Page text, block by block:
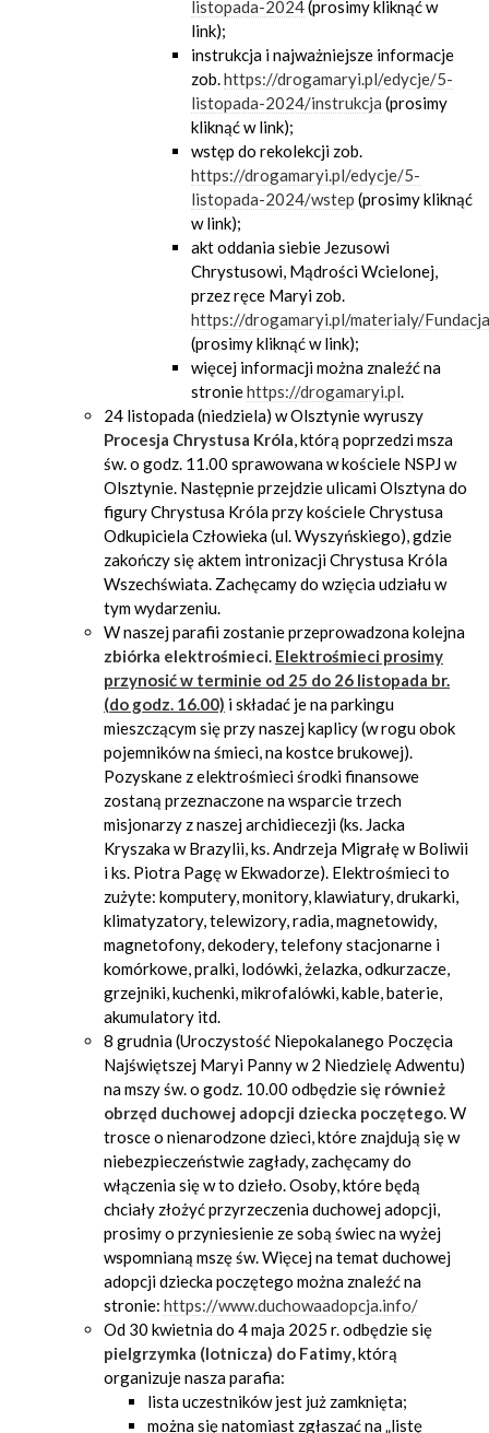
listopada-2024(prosimy kliknąć w
link);
instrukcja i najważniejsze informacje
zob.https://drogamaryi.pl/edycje/5-
listopada-2024/instrukcja (prosimy
kliknąć w link);
wstęp do rekolekcji zob.
https://drogamaryi.pl/edycje/5-
listopada-2024/wstep (prosimy kliknąć
w link);
akt oddania siebie Jezusowi
Chrystusowi, Mądrości Wcielonej,
przez ręce Maryi zob.
https://drogamaryi.pl/materialy/
(prosimy kliknąć w link);
więcej informacji można znaleźć na
stroniehttps://drogamaryi.pl.
24 listopada (niedziela) w Olsztynie wyruszy
Procesja Chrystusa Króla, którą poprzedzi msza
św. o godz. 11.00 sprawowana w kościele NSPJ w
Olsztynie. Następnie przejdzie ulicami Olsztyna do
figury Chrystusa Króla przy kościele Chrystusa
Odkupiciela Człowieka (ul. Wyszyńskiego), gdzie
zakończy się aktem intronizacji Chrystusa Króla
Wszechświata. Zachęcamy do wzięcia udziału w
tym wydarzeniu.
W naszej parafii zostanie przeprowadzona kolejna
zbiórka elektrośmieci. Elektrośmieci prosimy
przynosić w terminie od 25 do 26 listopada br.
(do godz. 16.00) i składać je na parkingu
mieszczącym się przy naszej kaplicy (w rogu obok
pojemników na śmieci, na kostce brukowej).
Pozyskane z elektrośmieci środki finansowe
zostaną przeznaczone na wsparcie trzech
misjonarzy z naszej archidiecezji (ks. Jacka
Kryszaka w Brazylii, ks. Andrzeja Migrałę w Boliwii
i ks. Piotra Pagę w Ekwadorze). Elektrośmieci to
zużyte: komputery, monitory, klawiatury, drukarki,
klimatyzatory, telewizory, radia, magnetowidy,
magnetofony, dekodery, telefony stacjonarne i
komórkowe, pralki, lodówki, żelazka, odkurzacze,
grzejniki, kuchenki, mikrofalówki, kable, baterie,
akumulatory itd.
8 grudnia (Uroczystość Niepokalanego Poczęcia
Najświętszej Maryi Panny w 2 Niedzielę Adwentu)
na mszy św. o godz. 10.00 odbędzie się również
obrzęd duchowej adopcji dziecka poczętego. W
trosce o nienarodzone dzieci, które znajdują się w
niebezpieczeństwie zagłady, zachęcamy do
włączenia się w to dzieło. Osoby, które będą
chciały złożyć przyrzeczenia duchowej adopcji,
prosimy o przyniesienie ze sobą świec na wyżej
wspomnianą mszę św. Więcej na temat duchowej
adopcji dziecka poczętego można znaleźć na
stronie: https://www.duchowaadopcja.info/
Od 30 kwietnia do 4 maja 2025 r. odbędzie się
pielgrzymka (lotnicza) do Fatimy, którą
organizuje nasza parafia:
lista uczestników jest już zamknięta;
można się natomiast zgłaszać na „listę